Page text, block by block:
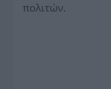
πολιτών.